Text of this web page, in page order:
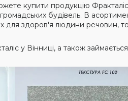
купити продукцію
будівель. В
для здоров'я людини речовин,
у Вінниці, а також займається